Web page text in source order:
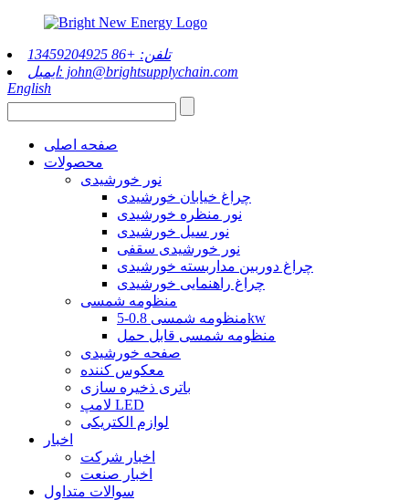
تلفن: +86 13459204925
ایمیل: john@brightsupplychain.com
English
صفحه اصلی
محصولات
نور خورشیدی
چراغ خیابان خورشیدی
نور منظره خورشیدی
نور سیل خورشیدی
نور خورشیدی سقفی
چراغ دوربین مداربسته خورشیدی
چراغ راهنمایی خورشیدی
منظومه شمسی
منظومه شمسی 0.8-5kw
منظومه شمسی قابل حمل
صفحه خورشیدی
معکوس کننده
باتری ذخیره سازی
لامپ LED
لوازم الکتریکی
اخبار
اخبار شرکت
اخبار صنعت
سوالات متداول